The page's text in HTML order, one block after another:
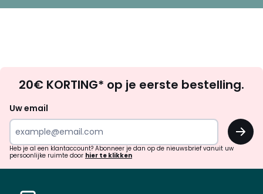
zoek
inspiratie
verrassingen?
20€ KORTING* op je eerste bestelling.
Uw email
OK
Heb je al een klantaccount? Abonneer je dan op de nieuwsbrief vanuit uw
persoonlijke ruimte door hier te klikken